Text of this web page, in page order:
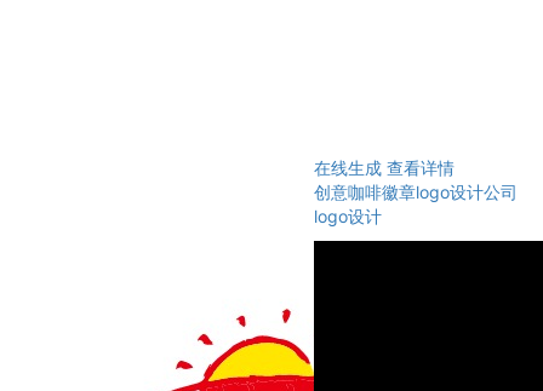
在线生成 查看详情
创意咖啡徽章logo设计公司
logo设计